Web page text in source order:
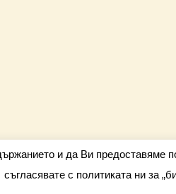
info@barometar.net
и да Ви
съгласявате с политиката ни за